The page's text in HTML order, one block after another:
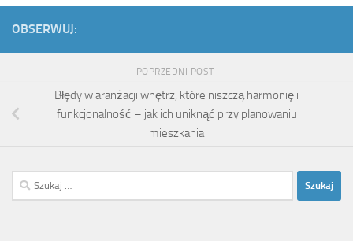
OBSERWUJ:
POPRZEDNI POST
Błędy w aranżacji wnętrz, które niszczą harmonię i
funkcjonalność – jak ich uniknąć przy planowaniu
mieszkania
Szukaj: